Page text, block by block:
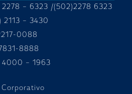
– 6323 /(502)2278 6323
– 3430
0088
8888
4000 – 1963